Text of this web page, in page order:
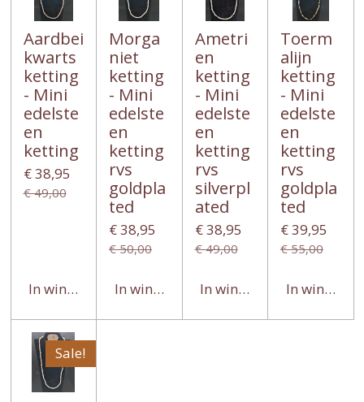
Aardbei
kwarts
ketting
- Mini
edelste
en
ketting
€ 38,95
€ 49,00
In winkelwagen
Morga
niet
ketting
- Mini
edelste
en
ketting
rvs
goldpla
ted
€ 38,95
€ 50,00
In winkelwagen
Ametri
en
ketting
- Mini
edelste
en
ketting
rvs
silverpl
ated
€ 38,95
€ 49,00
In winkelwagen
Toerm
alijn
ketting
- Mini
edelste
en
ketting
rvs
goldpla
ted
€ 39,95
€ 55,00
In
Sale!